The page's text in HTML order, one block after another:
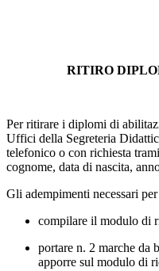
RITIRO
Perritirare i diplomi di
Uffici della Segreteria
telefonico o con richiesta
cognome, data di nascita,
Gli adempimenti necessari
compilare il modulo di
portare n. 2 marche da
apporre sul modulo di